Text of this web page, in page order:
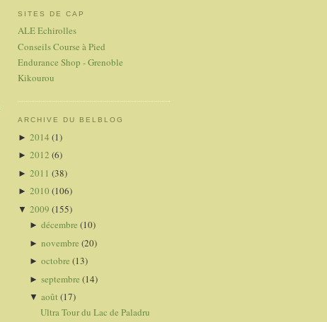
SITES DE CAP
ALE Echirolles
Conseils Course à Pied
Endurance Shop - Grenoble
Kikourou
ARCHIVE DU BELBLOG
► 2014 (1)
► 2012 (6)
► 2011 (38)
► 2010 (106)
▼ 2009 (155)
► décembre (10)
► novembre (20)
► octobre (13)
► septembre (14)
▼ août (17)
Ultra Tour du Lac de Paladru